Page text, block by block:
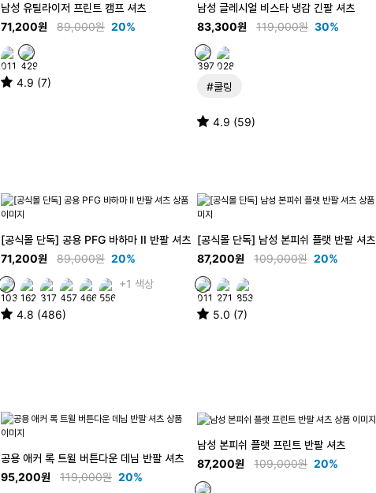
남성 유틸라이저 프린트 캠프 셔츠
71,200원
89,000원 20%
4.9 (7)
남성 글레시얼 비스타 냉감 긴팔 셔츠
83,300원
119,000원 30%
#쿨링
4.9 (59)
[공식몰 단독] 공용 PFG 바하마 II 반팔 셔츠
71,200원
89,000원 20%
+1 색상
4.8 (486)
[공식몰 단독] 남성 본피쉬 플랫 반팔 셔츠
87,200원
109,000원 20%
5.0 (7)
공용 애커 록 트윌 버튼다운 데님 반팔 셔츠
95,200원
119,000원 20%
남성 본피쉬 플랫 프린트 반팔 셔츠
87,200원
109,000원 20%